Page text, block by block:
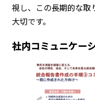
視し、この長期的な取
大切です。
社内コミュニケー